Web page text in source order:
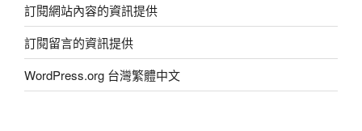
訂閱網站內容的資訊提供
訂閱留言的資訊提供
WordPress.org 台灣繁體中文